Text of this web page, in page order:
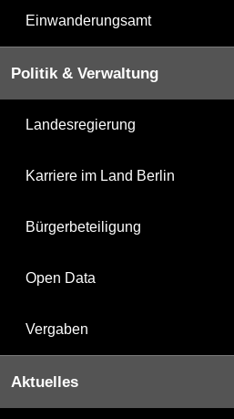
Einwanderungsamt
Politik & Verwaltung
Landesregierung
Karriere im Land Berlin
Bürgerbeteiligung
Open Data
Vergaben
Aktuelles